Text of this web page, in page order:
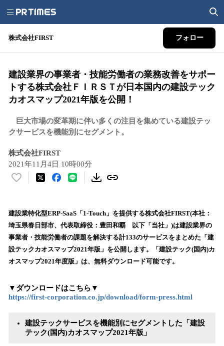
株式会社FIRST フォロー
建設業界の事業者・技能労働者の業務改善をサポー
トする株式会社ＦＩＲＳＴが日本国内の建設テック
カオスマップ2021年版を公開！
巨大市場の変革期に伴い多くの注目を集めている建設テッ
クサービスを機能別にセグメント。
株式会社FIRST
2021年11月4日 10時00分
い
！
数
を
読
込
中
で
建設業特化型ERP-SaaS「1-Touch」を提供する株式会社FIRST(本社：
埼玉県春日部市、代表取締役：豊田和覇 以下「当社」)は建設業界の
事業者・技能労働者の課題を解決する計133のサービスをまとめた「建
設テックカオスマップ2021年版」を公開します。「建設テック(国内)カ
オスマップ2021年度版」は、無料ダウンロード可能です。
▼ダウンロードはこちら▼
https://first-corporation.co.jp/download/form-press.html
建設テックサービスを機能別にセグメントした「建設
テック(国内)カオスマップ2021年版」